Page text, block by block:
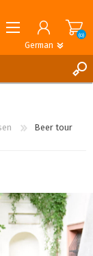
German
(0)
Beer tour